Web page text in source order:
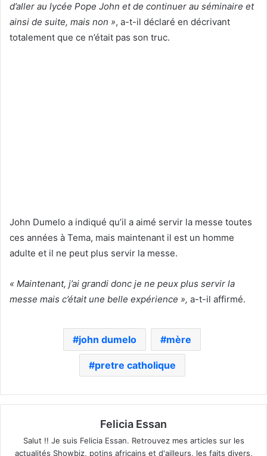
d’aller au lycée Pope John et de continuer au séminaire et
ainsi de suite, mais non », a-t-il déclaré en décrivant
totalement que ce n’était pas son truc.
John Dumelo a indiqué qu’il a aimé servir la messe toutes
ces années à Tema, mais maintenant il est un homme
adulte et il ne peut plus servir la messe.
« Maintenant, j’ai grandi donc je ne peux plus servir la
messe mais c’était une belle expérience », a-t-il affirmé.
john dumelo mère
pretre catholique
Felicia Essan
Salut !! Je suis Felicia Essan. Retrouvez mes articles sur les
actualités Showbiz, potins africains et d'ailleurs, les faits divers,